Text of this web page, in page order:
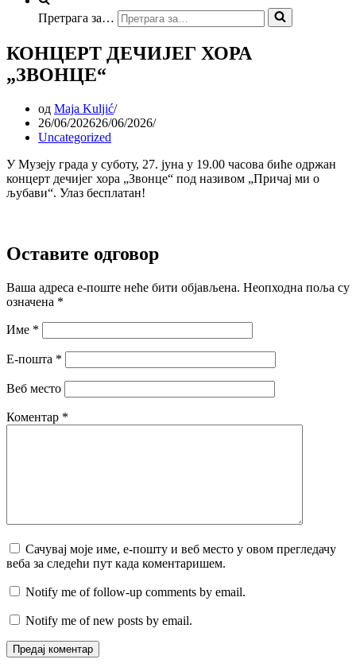
Претрага за…
КОНЦЕРТ ДЕЧИЈЕГ ХОРА
„ЗВОНЦЕ“
од Maja Kuljić
26/06/202626/06/2026
Uncategorized
У Музеју града у суботу, 27. јуна у 19.00 часова биће одржан
концерт дечијег хора „Звонце“ под називом „Причај ми о
љубави“. Улаз бесплатан!
Оставите одговор
Ваша адреса е-поште неће бити објављена. Неопходна поља су
означена *
Име *
Е-пошта *
Веб место
Коментар *
Сачувај моје име, е-пошту и веб место у овом прегледачу
веба за следећи пут када коментаришем.
Notify me of follow-up comments by email.
Notify me of new posts by email.